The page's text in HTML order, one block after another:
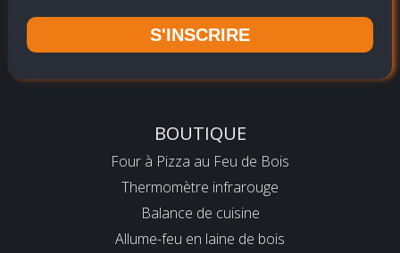
S'INSCRIRE
BOUTIQUE
Four à Pizza au Feu de Bois
Thermomètre infrarouge
Balance de cuisine
Allume-feu en laine de bois